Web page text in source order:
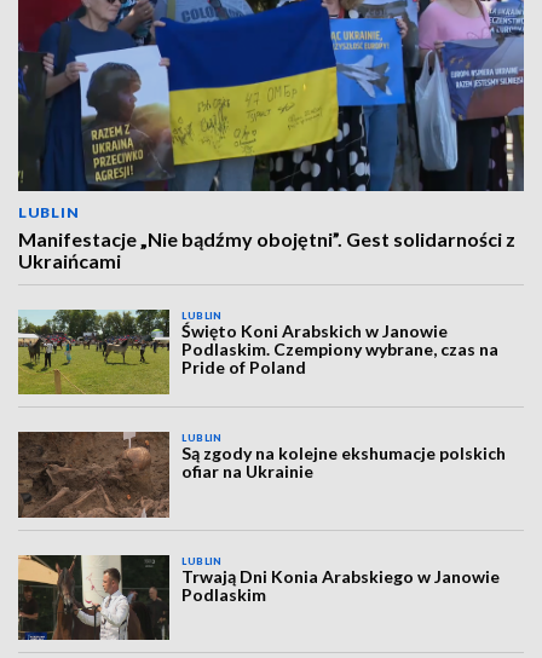
LUBLIN
Manifestacje „Nie bądźmy obojętni”. Gest solidarności z
Ukraińcami
LUBLIN
Święto Koni Arabskich w Janowie
Podlaskim. Czempiony wybrane, czas na
Pride of Poland
LUBLIN
Są zgody na kolejne ekshumacje polskich
ofiar na Ukrainie
LUBLIN
Trwają Dni Konia Arabskiego w Janowie
Podlaskim